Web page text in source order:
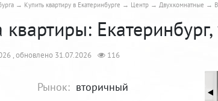
Купить квартиру в Екатеринбурге Центр Двухкомнатные
, обновлено 31.07.2026 116
Рынок: вторичный